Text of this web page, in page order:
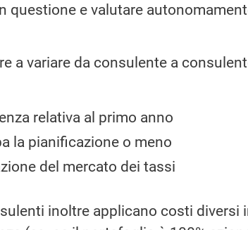
questione e valutare
a variare da consulente a
relativa al primo anno
la pianificazione o meno
del mercato dei tassi
inoltre applicano costi diversi